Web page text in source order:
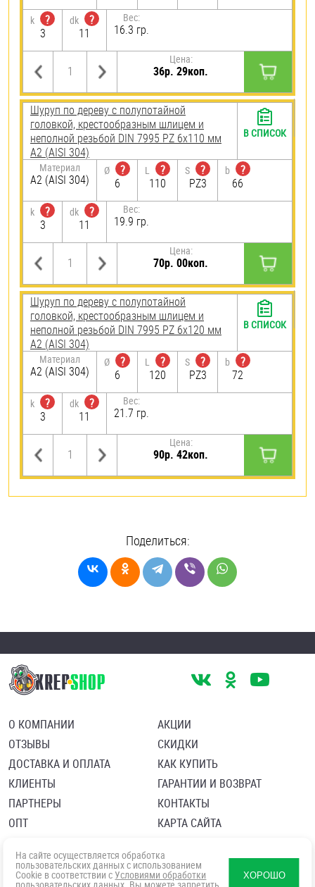
k
?
3
dk
?
11
Вес:
16.3 гр.
Цена:
36р. 29коп.
Шуруп по дереву с полупотайной
головкой, крестообразным шлицем и
неполной резьбой DIN 7995 PZ 6х110 мм
А2 (AISI 304)
Материал
А2 (AISI 304)
Ø
?
6
L
?
110
S
?
PZ3
b
?
66
k
?
3
dk
?
11
Вес:
19.9 гр.
Цена:
70р. 00коп.
В СПИСОК
Шуруп по дереву с полупотайной
головкой, крестообразным шлицем и
неполной резьбой DIN 7995 PZ 6х120 мм
А2 (AISI 304)
Материал
А2 (AISI 304)
Ø
?
6
L
?
120
S
?
PZ3
b
?
72
k
?
3
dk
?
11
Вес:
21.7 гр.
Цена:
90р. 42коп.
В СПИСОК
Поделиться:
О КОМПАНИИ
ОТЗЫВЫ
ДОСТАВКА И ОПЛАТА
КЛИЕНТЫ
ПАРТНЕРЫ
ОПТ
АКЦИИ
СКИДКИ
КАК КУПИТЬ
ГАРАНТИИ И ВОЗВРАТ
КОНТАКТЫ
КАРТА САЙТА
Политика в отношении обработки персональных данных
Согласие посетителя сайта на обработку персональных данны
На сайте осуществляется обработка
пользовательских данных с использованием
Cookie в соответствии с Условиями обработки ХОРОШО